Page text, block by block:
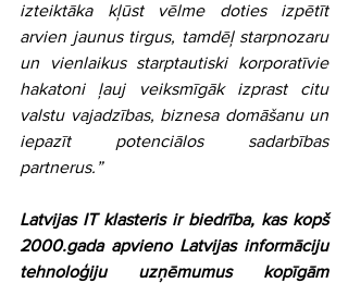
izteiktāka kļūst vēlme doties izpētīt
arvien jaunus tirgus, tamdēļ starpnozaru
un vienlaikus starptautiski korporatīvie
hakatoni ļauj veiksmīgāk izprast citu
valstu vajadzības, biznesa domāšanu un
iepazīt potenciālos sadarbības
partnerus.”
Latvijas IT klasteris ir biedrība, kas kopš
2000.gada apvieno Latvijas informāciju
tehnoloģiju uzņēmumus kopīgām